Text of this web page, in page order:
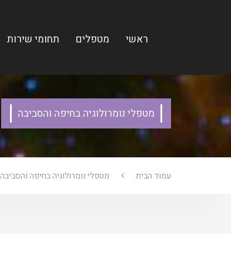
תחומי שירות מטפלים ראשי
מטפלי נומרולוגיה בחיפה והסביבה
עמוד הבית מטפלי נומרולוגיה בחיפה והסביבה